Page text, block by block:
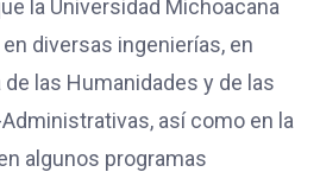
la Universidad Michoacana
diversas ingenierías, en
las Humanidades y de las
así como en la
algunos programas